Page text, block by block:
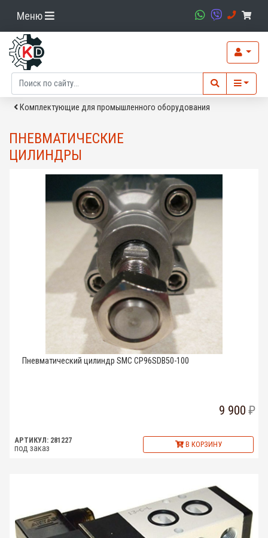
Меню
Комплектующие для промышленного оборудования
ПНЕВМАТИЧЕСКИЕ
ЦИЛИНДРЫ
Пневматический цилиндр SMC CP96SDB50-100
9 900
АРТИКУЛ: 281227
под заказ В КОРЗИНУ